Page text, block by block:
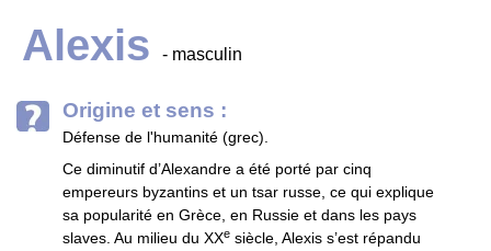
Alexis - masculin
Origine et sens :
Défense de l'humanité (grec).
Ce diminutif d’Alexandre a été porté par cinq
empereurs byzantins et un tsar russe, ce qui explique
sa popularité en Grèce, en Russie et dans les pays
slaves. Au milieu du XXe siècle, Alexis s’est répandu